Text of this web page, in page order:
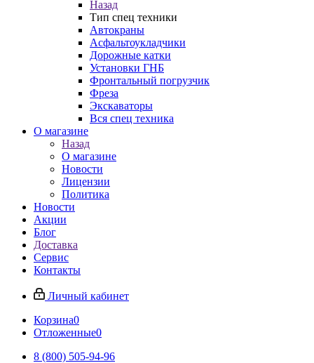
Назад
Тип спец техники
Автокраны
Асфальтоукладчики
Дорожные катки
Установки ГНБ
Фронтальный погрузчик
Фреза
Экскаваторы
Вся спец техника
О магазине
Назад
О магазине
Новости
Лицензии
Политика
Новости
Акции
Блог
Доставка
Сервис
Контакты
Личный кабинет
Корзина0
Отложенные0
8 (800) 505-94-96